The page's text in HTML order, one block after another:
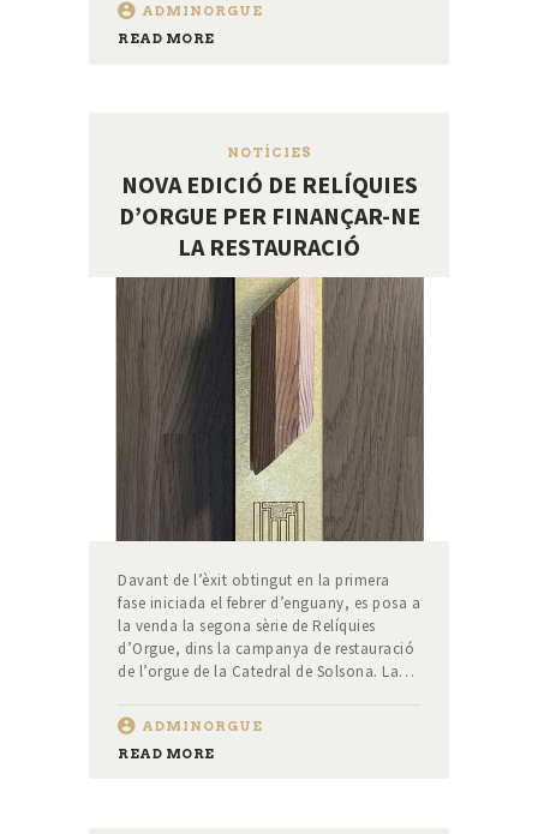
ADMINORGUE
READ MORE
NOTÍCIES
NOVA EDICIÓ DE RELÍQUIES
D’ORGUE PER FINANÇAR-NE
LA RESTAURACIÓ
Davant de l’èxit obtingut en la primera
fase iniciada el febrer d’enguany, es posa a
la venda la segona sèrie de Relíquies
d’Orgue, dins la campanya de restauració
de l’orgue de la Catedral de Solsona. La…
ADMINORGUE
READ MORE